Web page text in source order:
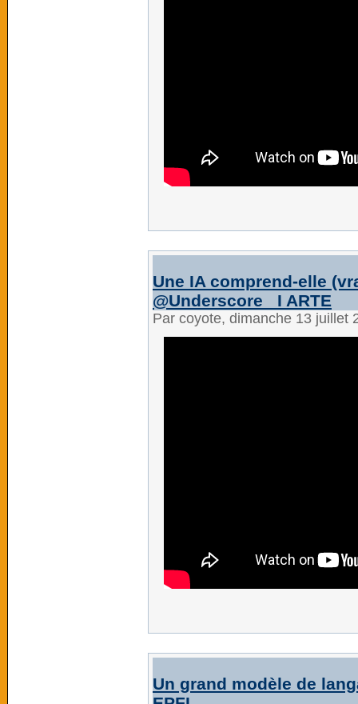
Une IA comprend-elle
‪@Underscore_‬ I ARTE
Par coyote, dimanche 13 juillet
Un grand modèle de